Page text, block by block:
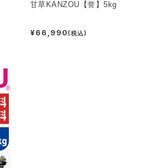
甘草KANZOU【誉】5kg
¥66,990(税込)